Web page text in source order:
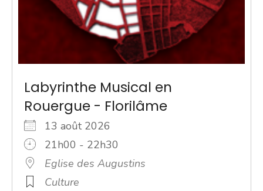
Labyrinthe Musical en
Rouergue - Florilâme
13 août 2026
21h00 - 22h30
Eglise des Augustins
Culture